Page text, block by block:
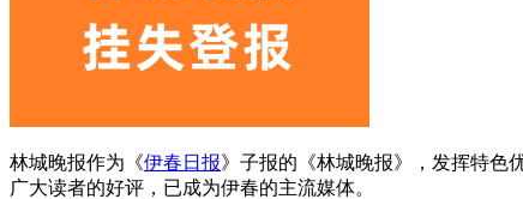
林城晚报作为《伊春日报》子报的《林城晚报》，发挥特色
广大读者的好评，已成为伊春的主流媒体。